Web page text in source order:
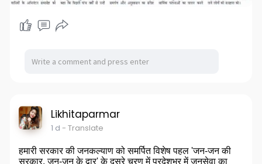
Likhitaparmar
1 d - Translate
हमारी सरकार की जनकल्याण को समर्पित विशेष पहल 'जन-जन की
सरकार, जन-जन के द्वार' के दूसरे चरण में प्रदेशभर में जनसेवा का